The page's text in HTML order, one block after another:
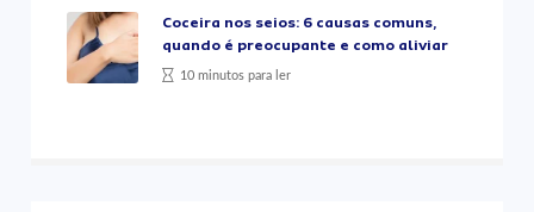
Coceira nos seios: 6 causas comuns,
quando é preocupante e como aliviar
10 minutos para ler